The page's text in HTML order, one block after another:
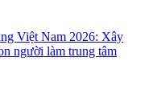
Việt Nam 2026: Xây
người làm trung tâm